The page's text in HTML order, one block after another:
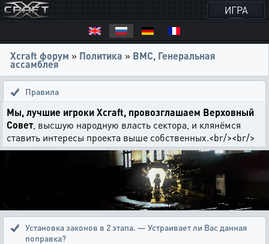
ИГРА
Xcraft форум » Политика » ВМС, Генеральная
ассамблея
Правила
Мы, лучшие игроки Xcraft, провозглашаем Верховный
Совет, высшую народную власть сектора, и клянёмся
ставить интересы проекта выше собственных.<br/><br/>
Установка законов в 2 этапа. — Устраивает ли Вас данная
поправка?